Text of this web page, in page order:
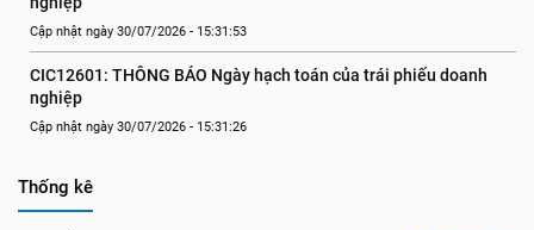
Cập nhật ngày 30/07/2026 - 15:31:53
CIC12601: THÔNG BÁO Ngày hạch toán của trái phiếu doanh
nghiệp
Cập nhật ngày 30/07/2026 - 15:31:26
Thống kê